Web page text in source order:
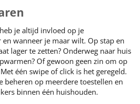
je altijd invloed op je
wanneer je maar wilt. Op stap en
lager te zetten? Onderweg naar huis
Of gewoon geen zin om op
één swipe of click is het geregeld.
beheren op meerdere toestellen en
binnen één huishouden.